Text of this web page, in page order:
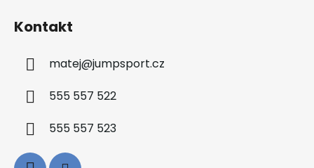
Kontakt
matej@jumpsport.cz
555 557 522
555 557 523